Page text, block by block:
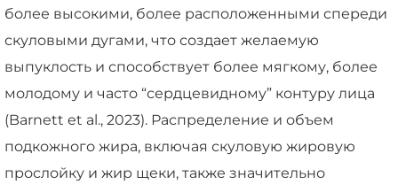
более высокими, более расположенными спереди
скуловыми дугами, что создает желаемую
выпуклость и способствует более мягкому, более
молодому и часто “сердцевидному” контуру лица
(Barnett et al., 2023). Распределение и объем
подкожного жира, включая скуловую жировую
прослойку и жир щеки, также значительно